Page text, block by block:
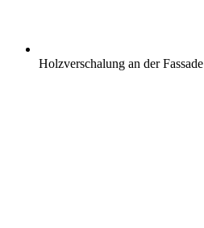
Holzverschalung an der Fassade